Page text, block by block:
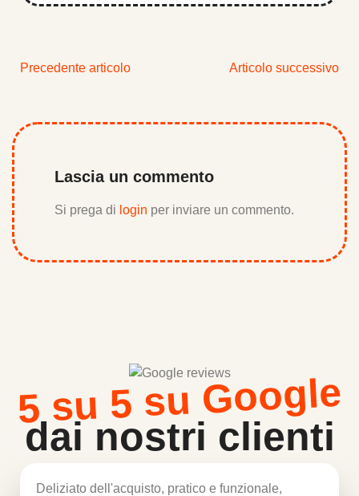
Precedente articolo Articolo successivo
Lascia un commento
Si prega di login per inviare un commento.
5 su 5 su Google
dai nostri clienti
Deliziato dell'acquisto, pratico e funzionale,